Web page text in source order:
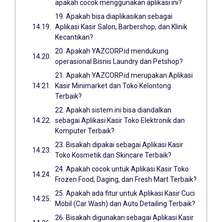
apakah cocok menggunakan aplikasi ini?
19. Apakah bisa diaplikasikan sebagai
Aplikasi Kasir Salon, Barbershop, dan Klinik
Kecantikan?
20. Apakah YAZCORP.id mendukung
operasional Bisnis Laundry dan Petshop?
21. Apakah YAZCORP.id merupakan Aplikasi
Kasir Minimarket dan Toko Kelontong
Terbaik?
22. Apakah sistem ini bisa diandalkan
sebagai Aplikasi Kasir Toko Elektronik dan
Komputer Terbaik?
23. Bisakah dipakai sebagai Aplikasi Kasir
Toko Kosmetik dan Skincare Terbaik?
24. Apakah cocok untuk Aplikasi Kasir Toko
Frozen Food, Daging, dan Fresh Mart Terbaik?
25. Apakah ada fitur untuk Aplikasi Kasir Cuci
Mobil (Car Wash) dan Auto Detailing Terbaik?
26. Bisakah digunakan sebagai Aplikasi Kasir